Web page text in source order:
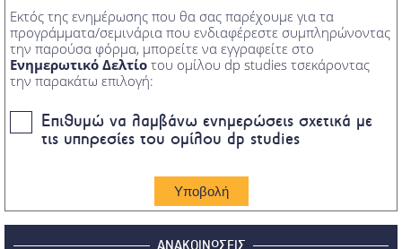
Εκτός της ενημέρωσης που θα σας παρέχουμε για τα
προγράμματα/σεμινάρια που ενδιαφέρεστε συμπληρώνοντας
την παρούσα φόρμα, μπορείτε να εγγραφείτε στο
Ενημερωτικό Δελτίο του ομίλου dp studies τσεκάροντας
την παρακάτω επιλογή:
Επιθυμώ να λαμβάνω ενημερώσεις σχετικά με
τις υπηρεσίες του ομίλου dp studies
ΑΝΑΚΟΙΝΩΣΕΙΣ